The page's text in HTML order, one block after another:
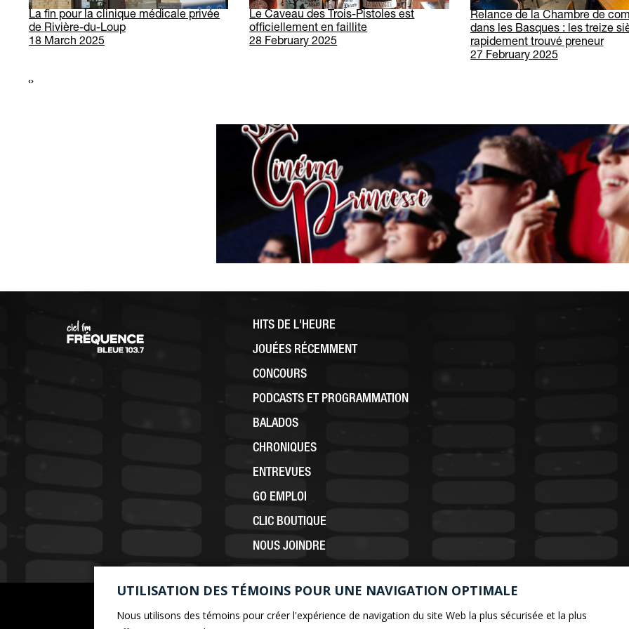
La fin pour la clinique médicale privée
de Rivière-du-Loup
18 March 2025
Le Caveau des Trois-Pistoles est
officiellement en faillite
28 February 2025
Relance de la Chambre de
dans les Basques : les treize
rapidement trouvé preneur
27 February 2025
‹›
HITS DE L'HEURE
JOUÉES RÉCEMMENT
CONCOURS
PODCASTS ET PROGRAMMATION
BALADOS
CHRONIQUES
ENTREVUES
GO EMPLOI
CLIC BOUTIQUE
NOUS JOINDRE
UTILISATION DES TÉMOINS POUR UNE NAVIGATION OPTIMALE
Nous utilisons des témoins pour créer l'expérience de navigation du site Web la plus sécurisée et la plus